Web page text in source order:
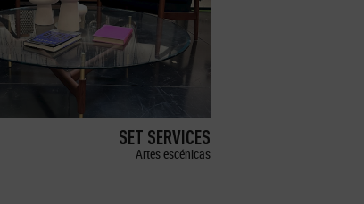
SET SERVICES
Artes escénicas